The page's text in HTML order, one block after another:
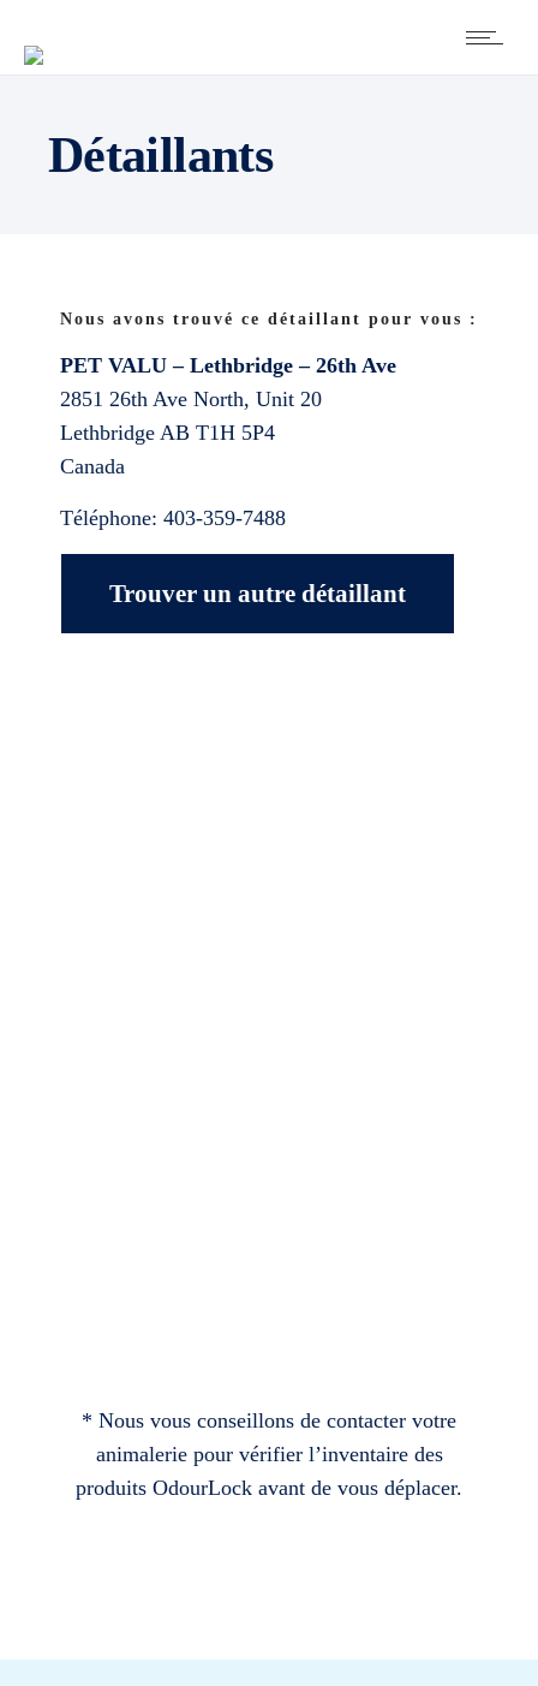
Détaillants
Nous avons trouvé ce détaillant pour vous :
PET VALU – Lethbridge – 26th Ave
2851 26th Ave North, Unit 20
Lethbridge AB T1H 5P4
Canada
Téléphone: 403-359-7488
Trouver un autre détaillant
* Nous vous conseillons de contacter votre
animalerie pour vérifier l’inventaire des
produits OdourLock avant de vous déplacer.